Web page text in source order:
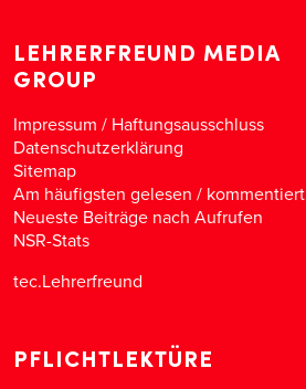
LEHRERFREUND MEDIA
GROUP
Impressum / Haftungsausschluss
Datenschutzerklärung
Sitemap
Am häufigsten gelesen / kommentiert
Neueste Beiträge nach Aufrufen
NSR-Stats
tec.Lehrerfreund
PFLICHTLEKTÜRE